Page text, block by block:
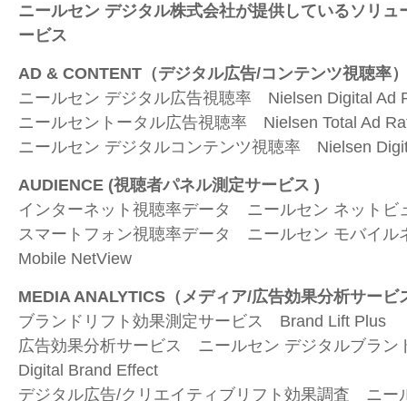
ニールセン デジタル株式会社が提供しているソリュ
ービス
AD & CONTENT （デジタル広告/コンテンツ視聴率）
ニールセン デジタル広告視聴率 Nielsen Digital Ad
ニールセントータル広告視聴率 Nielsen Total Ad
ニールセン デジタルコンテンツ視聴率 Nielsen
AUDIENCE (視聴者パネル測定サービス )
インターネット視聴率データ ニールセン ネットビ
スマートフォン視聴率データ ニールセン モバイ
Mobile NetView
MEDIA ANALYTICS （メディア/広告効果分析サービ
ブランドリフト効果測定サービス Brand Lift Plus
広告効果分析サービス ニールセン デジタルブラ
Digital Brand Effect
デジタル広告/クリエイティブリフト効果調査 ニー